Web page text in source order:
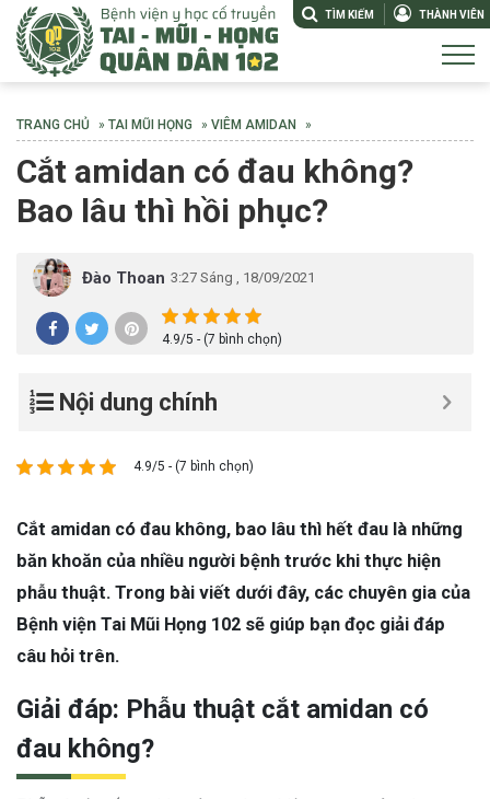
TÌM KIẾM THÀNH VIÊN
TRANG CHỦ » TAI MŨI HỌNG » VIÊM AMIDAN »
Cắt amidan có đau không?
Bao lâu thì hồi phục?
Đào Thoan 3:27 Sáng , 18/09/2021
4.9/5 - (7 bình chọn)
Nội dung chính
4.9/5 - (7 bình chọn)
Cắt amidan có đau không, bao lâu thì hết đau là những
băn khoăn của nhiều người bệnh trước khi thực hiện
phẫu thuật. Trong bài viết dưới đây, các chuyên gia của
Bệnh viện Tai Mũi Họng 102 sẽ giúp bạn đọc giải đáp
câu hỏi trên.
Giải đáp: Phẫu thuật cắt amidan có
đau không?